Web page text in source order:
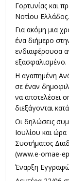
Γορτυνίας και
Νοτίου Ελλάδος.
Για ακόμη μια
ένα διήμερο
ενδιαφέρουσα
εξασφαλισμένο.
Η αγαπημένη
σε έναν
να αποτελέσει
διεξάγονται
Οι δηλώσεις
Ιουλίου και
Συστήματος
(www.e-omae-
Έναρξη